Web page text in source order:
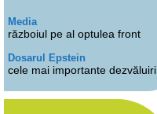
Media
războiul pe al optulea front
Dosarul Epstein
cele mai importante dezvăluiri